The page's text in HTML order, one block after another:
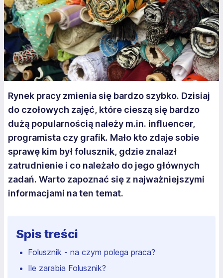
Rynek pracy zmienia się bardzo szybko. Dzisiaj
do czołowych zajęć, które cieszą się bardzo
dużą popularnością należy m.in. influencer,
programista czy grafik. Mało kto zdaje sobie
sprawę kim był folusznik, gdzie znalazł
zatrudnienie i co należało do jego głównych
zadań. Warto zapoznać się z najważniejszymi
informacjami na ten temat.
Spis treści
Folusznik - na czym polega praca?
Ile zarabia Folusznik?